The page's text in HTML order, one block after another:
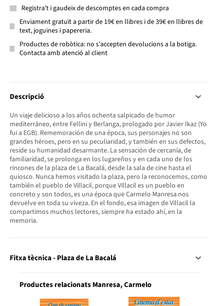
Registra't i gaudeix de descomptes en cada compra
Enviament gratuït a partir de 19€ en llibres i de 39€ en llibres de
text, joguines i papereria.
Productes de robòtica: no s'accepten devolucions a la botiga.
Contacta amb atenció al client
Descripció
Un viaje delicioso a los años ochenta salpicado de humor
mediterráneo, entre Fellini y Berlanga, prologado por Javier Ikaz (Yo
fui a EGB). Rememoración de una época, sus personajes no son
grandes héroes, pero en su peculiaridad, y también en sus defectos,
reside su humanidad desarmante. La sensación de cercanía, de
familiaridad, se prolonga en los lugareños y en cada uno de los
rincones de la plaza de La Bacalá, desde la sala de cine hasta el
quiosco. Nunca hemos visitado la plaza, pero la reconocemos, como
también el pueblo de Villacil, porque Villacil es un pueblo en
concreto y son todos, es una época que Carmelo Manresa nos
devuelve en toda su viveza. En el fondo, esa imagen de Villacil la
compartimos muchos lectores, siempre ha estado ahí, en la
memoria.
Fitxa tècnica - Plaza de La Bacalá
Productes relacionats Manresa, Carmelo